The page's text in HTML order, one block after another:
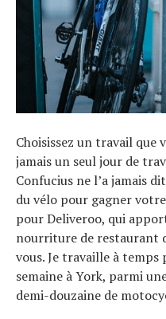
Choisissez un travail que
jamais un seul jour de
Confucius ne l’a jamais
du vélo pour gagner
pour Deliveroo, qui
nourriture de restaurant
vous. Je travaille à
semaine à York, parmi
demi-douzaine de